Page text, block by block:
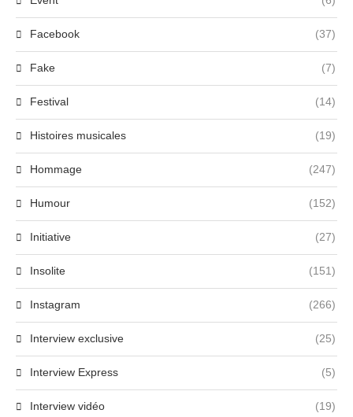
Facebook (37)
Fake (7)
Festival (14)
Histoires musicales (19)
Hommage (247)
Humour (152)
Initiative (27)
Insolite (151)
Instagram (266)
Interview exclusive (25)
Interview Express (5)
Interview vidéo (19)